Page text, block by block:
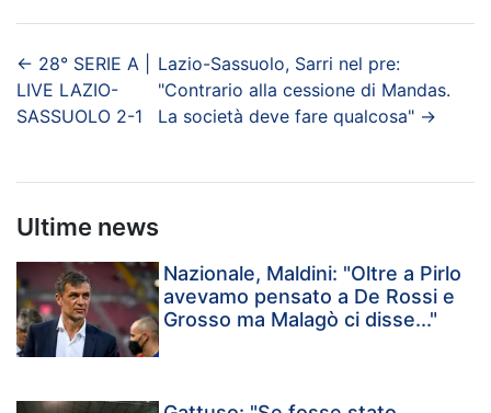
← 28° SERIE A |
LIVE LAZIO-
SASSUOLO 2-1
Lazio-Sassuolo, Sarri nel pre:
"Contrario alla cessione di Mandas.
La società deve fare qualcosa"→
Ultime news
Nazionale, Maldini: "Oltre a Pirlo
avevamo pensato a De Rossi e
Grosso ma Malagò ci disse..."